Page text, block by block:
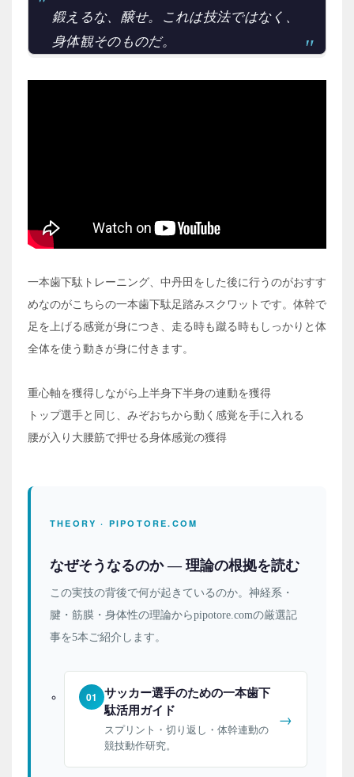
鍛えるな、醸せ。これは技法ではなく、
身体観そのものだ。
一本歯下駄トレーニング、中丹田をした後に行うのがおすす
めなのがこちらの一本歯下駄足踏みスクワットです。体幹で
足を上げる感覚が身につき、走る時も蹴る時もしっかりと体
全体を使う動きが身に付きます。
重心軸を獲得しながら上半身下半身の連動を獲得
トップ選手と同じ、みぞおちから動く感覚を手に入れる
腰が入り大腰筋で押せる身体感覚の獲得
THEORY · PIPOTORE.COM
なぜそうなるのか — 理論の根拠を読む
この実技の背後で何が起きているのか。神経系・
腱・筋膜・身体性の理論からpipotore.comの厳選記
事を5本ご紹介します。
01
サッカー選手のための一本歯下
駄活用ガイド
スプリント・切り返し・体幹連動の
競技動作研究。
→